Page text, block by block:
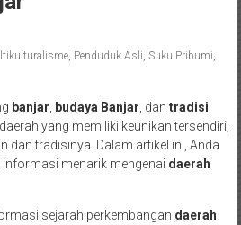
, Penduduk Asli Suku Pribumi
banjar budaya Banjar , dan tradisi
yang memiliki keunikan tersendiri,
dan tradisinya. Dalam artikel ini, Anda
menarik mengenai daerah
sejarah perkembangan daerah